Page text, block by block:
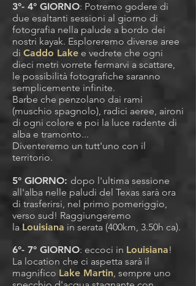
3°- 4° GIORNO: Potremo godere di
due esaltanti sessioni al giorno di
fotografia nella palude a bordo dei
nostri kayak. Esploreremo diverse aree
di Caddo Lake e vedrete che ogni
dieci metri vorrete fermarvi a scattare,
le possibilità fotografiche saranno
semplicemente infinite.
Barbe che penzolano dai rami
(muschio spagnolo), radici aeree, aironi
di ogni colore e poi la luce radente di
alba e tramonto...
Diventeremo un tutt'uno con il
territorio.
5° GIORNO: dopo l'ultima sessione
all'alba nelle paludi del Texas sarà ora
di trasferirsi, nel primo pomeriggio,
verso sud! Raggiungeremo
la Louisiana in serata (400km, 3.50h ca).
6°- 7° GIORNO: eccoci in Louisiana!
La location che ci aspetta sarà il
magnifico Lake Martin, sempre uno